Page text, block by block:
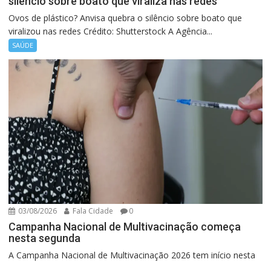
Ovos de plástico? Anvisa quebra o silêncio sobre boato que
viralizou nas redes Crédito: Shutterstock A Agência...
SAÚDE
03/08/2026 Fala Cidade 0
Campanha Nacional de Multivacinação começa
nesta segunda
A Campanha Nacional de Multivacinação 2026 tem início nesta